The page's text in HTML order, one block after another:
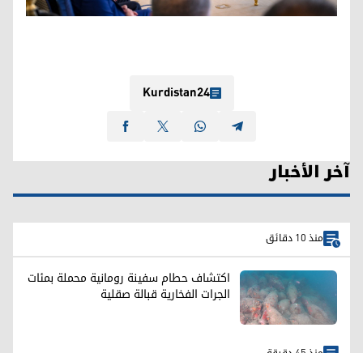
Kurdistan24
آخر الأخبار
منذ 10 دقائق
اكتشاف حطام سفينة رومانية محملة بمئات
الجرات الفخارية قبالة صقلية